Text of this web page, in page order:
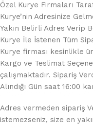
Özel Kurye Firmaları
Kurye’nin Adresinize
Yakın Belirli Adres Verip
Kurye İle İstenen Tüm
Kurye firması kesinlikle
Kargo ve Teslimat
çalışmaktadır. Sipariş
Alındığı Gün saat 16:00
Adres vermeden sipariş
istemezseniz, size en